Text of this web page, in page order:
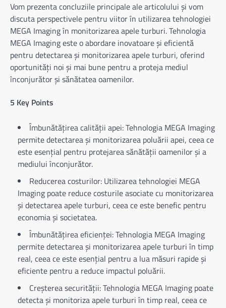
Vom prezenta concluziile principale ale articolului și vom
discuta perspectivele pentru viitor în utilizarea tehnologiei
MEGA Imaging în monitorizarea apele turburi. Tehnologia
MEGA Imaging este o abordare inovatoare și eficientă
pentru detectarea și monitorizarea apele turburi, oferind
oportunități noi și mai bune pentru a proteja mediul
înconjurător și sănătatea oamenilor.
5 Key Points
Îmbunătățirea calității apei: Tehnologia MEGA Imaging
permite detectarea și monitorizarea poluării apei, ceea ce
este esențial pentru protejarea sănătății oamenilor și a
mediului înconjurător.
Reducerea costurilor: Utilizarea tehnologiei MEGA
Imaging poate reduce costurile asociate cu monitorizarea
și detectarea apele turburi, ceea ce este benefic pentru
economia și societatea.
Îmbunătățirea eficienței: Tehnologia MEGA Imaging
permite detectarea și monitorizarea apele turburi în timp
real, ceea ce este esențial pentru a lua măsuri rapide și
eficiente pentru a reduce impactul poluării.
Creșterea securității: Tehnologia MEGA Imaging poate
detecta și monitoriza apele turburi în timp real, ceea ce